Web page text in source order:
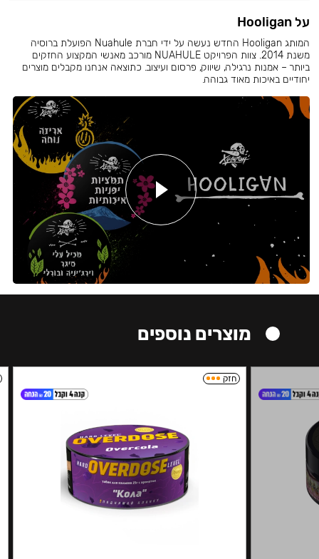
על Hooligan
המותג Hooligan החדש נעשה על ידי חברת Nuahule הפועלת ברוסיה
משנת 2014. צוות הפרויקט NUAHULE מורכב מאנשי המקצוע החזקים
ביותר – אמנות נרגילה, שיווק, פרסום ועיצוב. כתוצאה אנחנו מקבלים מוצרים
יחודיים באיכות מאוד גבוהה.
מוצרים נוספים
חזק